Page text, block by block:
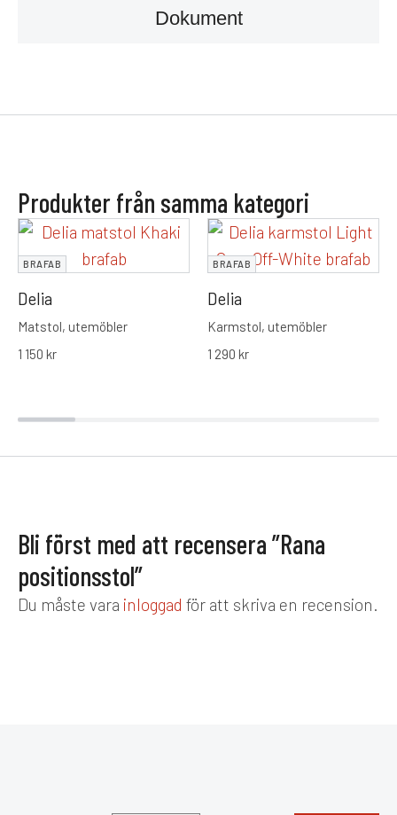
Dokument
Produkter från samma kategori
BRAFAB
Delia
Matstol, utemöbler
1 150 kr
BRAFAB
Delia
Karmstol, utemöbler
1 290 kr
Bli först med att recensera ”Rana
positionsstol”
Du måste vara inloggad för att skriva en recension.